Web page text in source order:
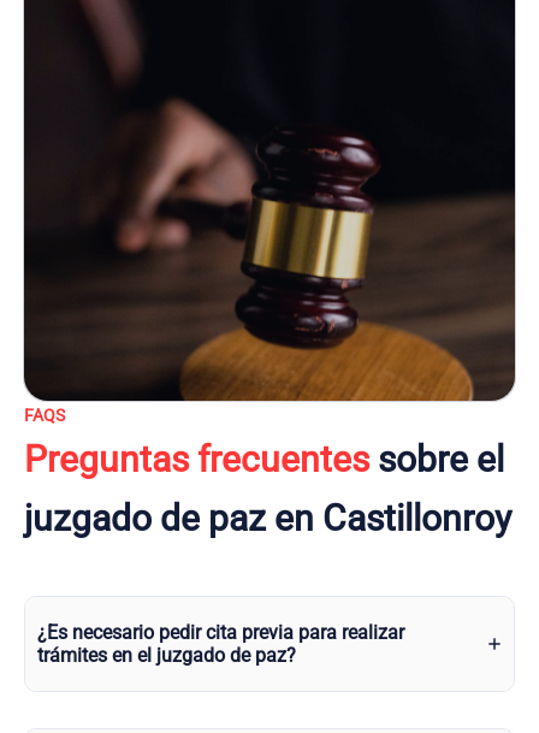
FAQS
Preguntas frecuentessobre el
juzgado de paz en Castillonroy
¿Es necesario pedir cita previa para realizar
trámites en el juzgado de paz?